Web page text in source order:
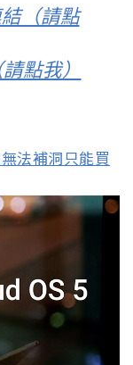
（請點
點我）
法補洞只能買